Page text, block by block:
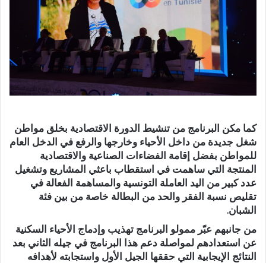
كما مكن البرنامج من تنشيط الدورة الاقتصادية بخلق مواطن
شغل جديدة من داخل الأحياء وخارجها والرفع في الدخل العام
للمواطن بفضل إقامة الفضاءات الصناعية والاقتصادية
المنتجة التي ساهمت في استقطاب باعثي المشاريع وتشغيل
عدد كبير من اليد العاملة التونسية والمساهمة الفعالة في
تقليص نسبة الفقر والحد من البطالة خاصة من بين فئة
الشبان.
من جانبهم عبّر ممولو البرنامج تهذيب وإدماج الأحياء السكنية
عن استعدادهم لمواصلة دعم هذا البرنامج في جيله الثاني بعد
النتائج الإيجابية التي حققها الجيل الأول واستجابته لأهدافه